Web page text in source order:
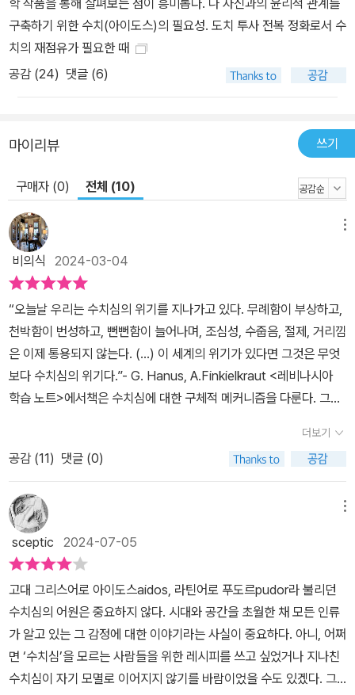
학 작품을 통해 살펴보는 점이 흥미롭다. 나 자신과의 윤리적 관계를
구축하기 위한 수치(아이도스)의 필요성. 도치 투사 전복 정화로서 수
치의 재점유가 필요한 때
공감 (24) 댓글 (6)
마이리뷰 쓰기
구매자 (0) 전체 (10)
비의식 2024-03-04
“오늘날 우리는 수치심의 위기를 지나가고 있다. 무례함이 부상하고,
천박함이 번성하고, 뻔뻔함이 늘어나며, 조심성, 수줍음, 절제, 거리낌
은 이제 통용되지 않는다. (...) 이 세계의 위기가 있다면 그것은 무엇
보다 수치심의 위기다.”- G. Hanus, A.Finkielkraut <레비나시아
학습 노트>에서책은 수치심에 대한 구체적 메커니즘을 다룬다. 그러
사회적 모멸이며 사회적 사실로서 개인과 집단을 감금하는 악으로 작
동하는 수치심의 유형을 탐사한다. 그리고 그 수치심을 도치, 전복, 파
괴, 정화함으로써 윤리적 힘, 혁명적 힘의 동력으로 발현될 수 있음을
역설한다. 모두(冒頭)의 인용 문장처럼 오늘 우리들은 그야말로 수
치심 위기의 시대에 살고 있다. 가치론적 다수인 소수 기득권자들의
뻔뻔함과 몰염치와 무례가 이 세계를 점령하여 곳곳에서 ‘수치도 모
르는 것들!’이란 분노의 외침이 대기를 가득 채우고 있다. 그런가하면
국제외교무대에서 이것들의 천박함은 국민들의 몫이 되어 수치심을
이중으로 겪어야하는 고통까지 안긴다. 이것들은 수치심을 알지 못하
기도 하지만, 성장하지 못한 정신적 유아에 머물러 광적 자기애로 자
기의 무가치함을 자각하지 못할뿐더러 그 저열함을 타인의 탓으로 쏟
아내기에 수치심이 이것들의 내면에서 어떤 조심성이나 신중함을 만
더보기
공감 (11) 댓글 (0)
sceptic 2024-07-05
고대 그리스어로 아이도스aidos, 라틴어로 푸도르pudor라 불리던
수치심의 어원은 중요하지 않다. 시대와 공간을 초월한 채 모든 인류
가 알고 있는 그 감정에 대한 이야기라는 사실이 중요하다. 아니, 어쩌
면 ‘수치심’을 모르는 사람들을 위한 레시피를 쓰고 싶었거나 지나친
수치심이 자기 모멸로 이어지지 않기를 바람이었을 수도 있겠다. 그